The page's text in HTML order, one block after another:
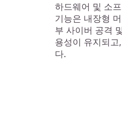
하드웨어 및 소
기능은 내장형
부 사이버 공격
용성이 유지되
다.